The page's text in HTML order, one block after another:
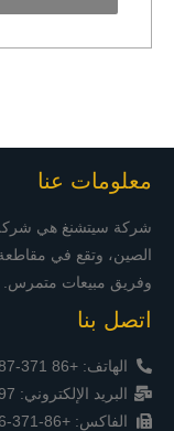
معلومات عنا
شركة سيتشنغ هي شركة
الصين، وتقع في مقاطعة
وفريق مبيعات متمرس.
اتصل بنا
الهاتف: +86 371-63211287
البريد الإلكتروني: 3343204097@qq.com
الفاكس: +86-371-60303756